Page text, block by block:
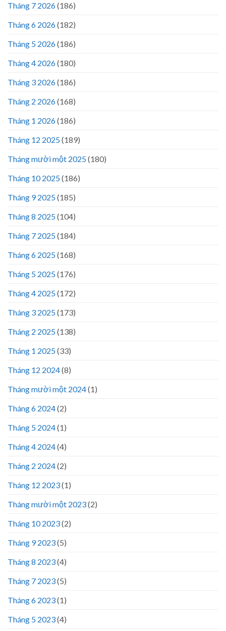
Tháng 7 2026(186)
Tháng 6 2026(182)
Tháng 5 2026(186)
Tháng 4 2026(180)
Tháng 3 2026(186)
Tháng 2 2026(168)
Tháng 1 2026(186)
Tháng 12 2025(189)
Tháng mười một 2025(180)
Tháng 10 2025(186)
Tháng 9 2025(185)
Tháng 8 2025(104)
Tháng 7 2025(184)
Tháng 6 2025(168)
Tháng 5 2025(176)
Tháng 4 2025(172)
Tháng 3 2025(173)
Tháng 2 2025(138)
Tháng 1 2025(33)
Tháng 12 2024(8)
Tháng mười một 2024(1)
Tháng 6 2024(2)
Tháng 5 2024(1)
Tháng 4 2024(4)
Tháng 2 2024(2)
Tháng 12 2023(1)
Tháng mười một 2023(2)
Tháng 10 2023(2)
Tháng 9 2023(5)
Tháng 8 2023(4)
Tháng 7 2023(5)
Tháng 6 2023(1)
Tháng 5 2023(4)